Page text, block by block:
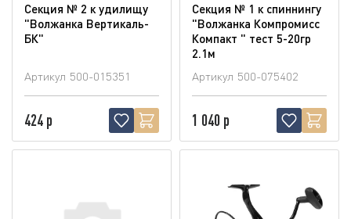
Секция № 2 к удилищу
"Волжанка Вертикаль-
БК"
Артикул 500-015351
424 р
Секция № 1 к спиннингу
"Волжанка Компромисс
Компакт " тест 5-20гр
2.1м
Артикул 500-075402
1 040 р